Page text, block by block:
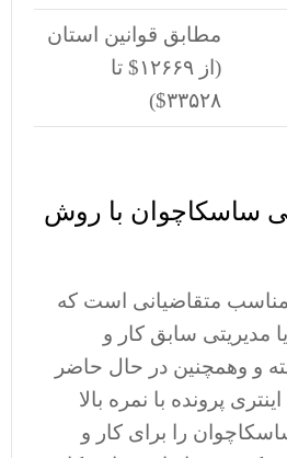
مطابق قوانین استان
(از ۱۲۶۶۹$ تا
۳۳۵۲۸$)
ساسکاچوان با روش
مناسب متقاضیانی است که
سابق کار و
و وهمچنین در حال حاضر
پرونده با نمره بالا
را برای کار و